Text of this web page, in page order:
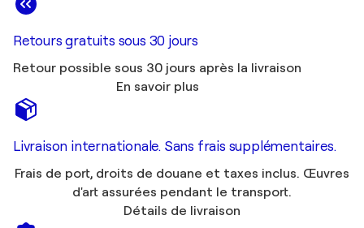
Retours gratuits sous 30 jours
Retour possible sous 30 jours après la livraison
En savoir plus
Livraison internationale. Sans frais supplémentaires.
Frais de port, droits de douane et taxes inclus. Œuvres
d'art assurées pendant le transport.
Détails de livraison